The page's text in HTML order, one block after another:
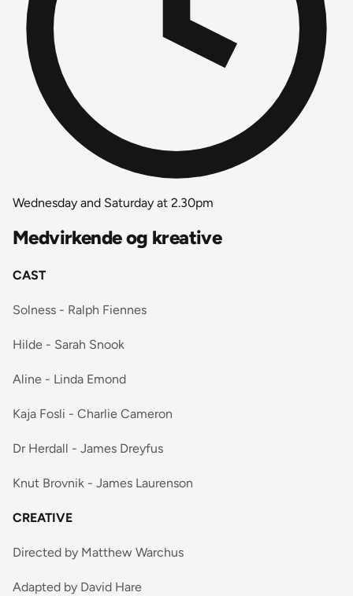
Wednesday and Saturday at 2.30pm
Medvirkende og kreative
CAST
Solness - Ralph Fiennes
Hilde - Sarah Snook
Aline - Linda Emond
Kaja Fosli - Charlie Cameron
Dr Herdall - James Dreyfus
Knut Brovnik - James Laurenson
CREATIVE
Directed by Matthew Warchus
Adapted by David Hare